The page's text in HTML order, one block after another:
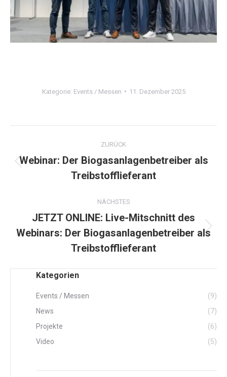
Kategorie: Events / Messen 11. Dezember 2025
Kommentarnavigation
ZURÜCK
Vorheriger
Beitrag:
Webinar: Der Biogasanlagenbetreiber als
Treibstofflieferant
NÄCHSTES
Nächster
Beitrag:
JETZT ONLINE: Live-Mitschnitt des
Webinars: Der Biogasanlagenbetreiber als
Treibstofflieferant
Kategorien
Events / Messen
(9)
News
(7)
Projekte
(6)
Video
(5)